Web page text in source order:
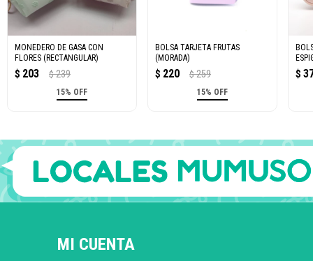
MONEDERO DE GASA CON
FLORES (RECTANGULAR)
$ 203 $ 239
15% OFF
BOLSA TARJETA FRUTAS
(MORADA)
$ 220 $ 259
15% OFF
$
MI CUENTA